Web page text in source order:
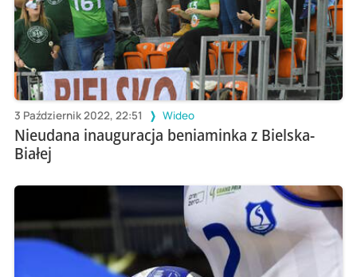
3 Październik 2022, 22:51 Wideo
Nieudana inauguracja beniaminka z Bielska-
Białej